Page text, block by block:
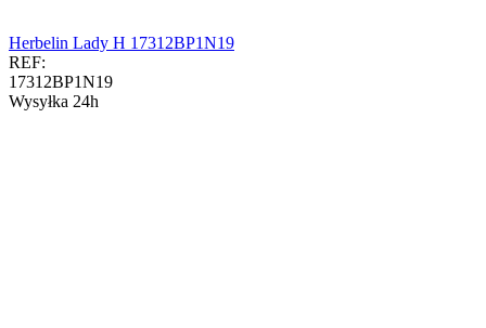
Herbelin Lady H 17312BP1N19
REF:
17312BP1N19
Wysyłka 24h